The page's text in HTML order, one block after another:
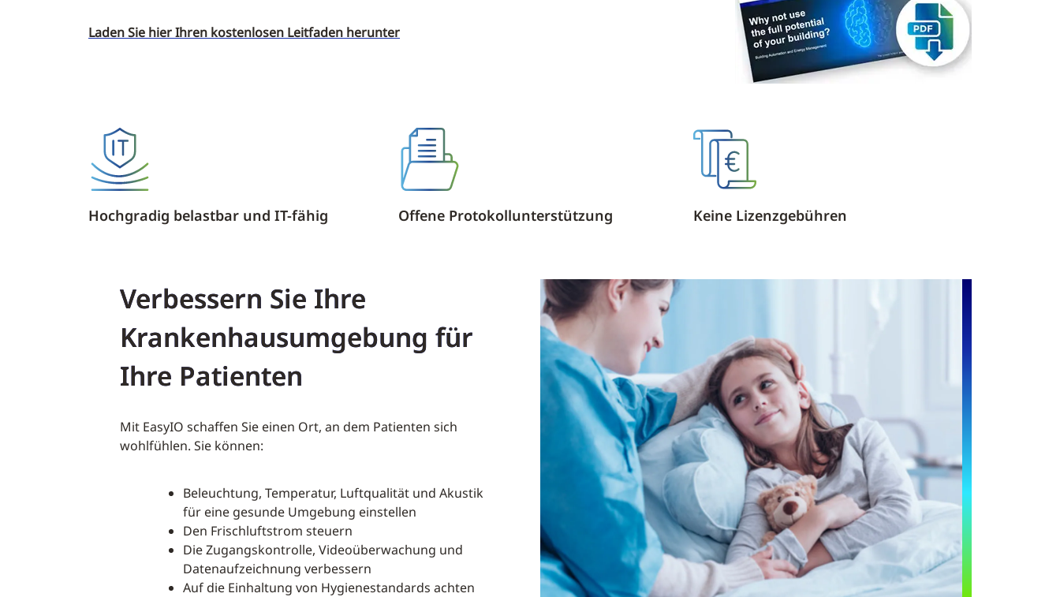
Laden Sie hier Ihren kostenlosen Leitfaden herunter
Hochgradig belastbar und IT-fähig Offene Protokollunterstützung Keine Lizenzgebühren
Verbessern Sie Ihre
Krankenhausumgebung für
Ihre Patienten
Mit EasyIO schaffen Sie einen Ort, an dem Patienten sich
wohlfühlen. Sie können:
Beleuchtung, Temperatur, Luftqualität und Akustik
für eine gesunde Umgebung einstellen
Den Frischluftstrom steuern
Die Zugangskontrolle, Videoüberwachung und
Datenaufzeichnung verbessern
Auf die Einhaltung von Hygienestandards achten